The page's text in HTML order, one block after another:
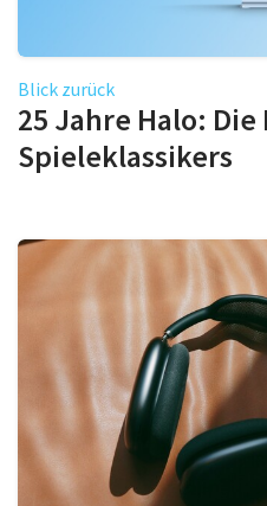
Blick zurück
25 Jahre Halo:
Spieleklassikers